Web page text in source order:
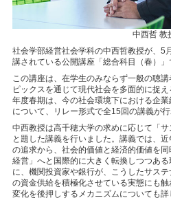
中西哲 教
社会学部経営社会学科の中西哲教授が、5
講されている公開講座「総合科目（春）」
この講座は、在学生のみならず一般の聴
ピックスを通じて現代社会を多面的に捉
年度春期は、今の社会環境下における企
について、リレー形式で全15回の講義が行
中西教授は高千穂大学の求めに応じて「サ
と題した講義を行いました。講義では、
の追求から、社会的価値と経済的価値を
経営」へと国際的に大きく転換しつつあ
に、機関投資家や銀行が、こうしたサス
の資金供給を積極化させている実態にも
変化を後押しするメカニズムについても詳